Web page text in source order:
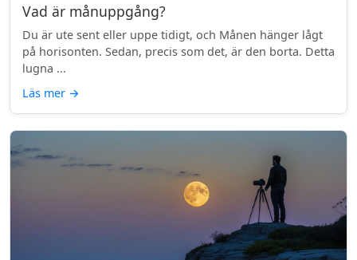
Vad är månuppgång?
Du är ute sent eller uppe tidigt, och Månen hänger lågt
på horisonten. Sedan, precis som det, är den borta. Detta
lugna ...
Läs mer →